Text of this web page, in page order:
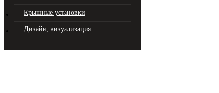
Крышные установки
Дизайн, визуализация